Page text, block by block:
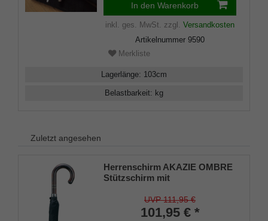
In den Warenkorb
inkl. ges. MwSt. zzgl. Versandkosten
Artikelnummer 9590
Merkliste
Lagerlänge: 103cm
Belastbarkeit: kg
Zuletzt angesehen
Herrenschirm AKAZIE OMBRE
Stützschirm mit
UVP 111,95 €
101,95 € *